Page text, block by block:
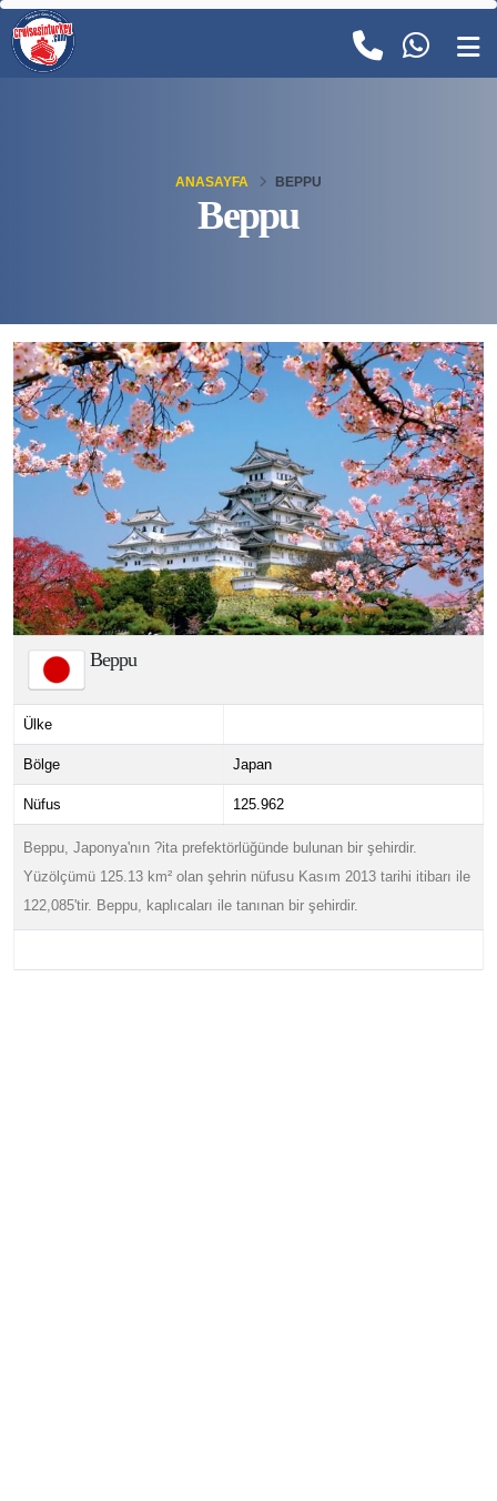
Beppu
ANASAYFA BEPPU
Beppu
Ülke
Bölge Japan
Nüfus 125.962
Beppu, Japonya'nın ?ita prefektörlüğünde bulunan bir şehirdir.
Yüzölçümü 125.13 km² olan şehrin nüfusu Kasım 2013 tarihi itibarı ile
122,085'tir. Beppu, kaplıcaları ile tanınan bir şehirdir.